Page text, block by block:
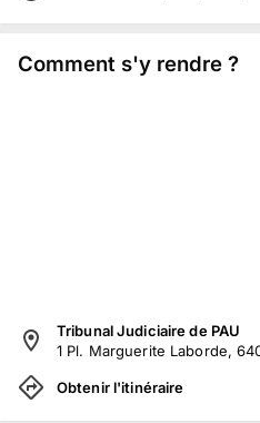
Comment s'y rendre ?
Tribunal Judiciaire de PAU
1 Pl. Marguerite Laborde,
Obtenir l'itinéraire